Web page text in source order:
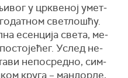
у цр­кве­ној умет­
све­тло­шћу.
есен­ци­ја све­та, ме­
Услед не­
не­по­сред­но, сим­
кру­га – ман­дор­ле,